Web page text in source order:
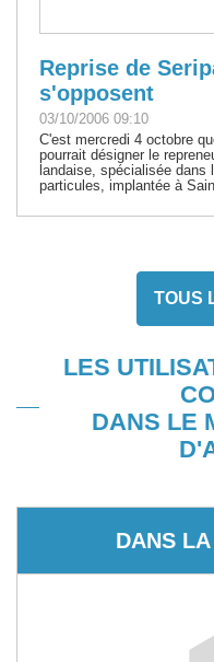
Reprise de
s'opposent
03/10/2006 09:10
C'est mercredi 4 octobre
pourrait désigner le
landaise, spécialisée dans
particules, implantée à
TOUS
LES
DANS LE
DANS